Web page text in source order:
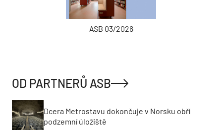
ASB 03/2026
OD PARTNERŮ ASB
Dcera Metrostavu dokončuje v Norsku obří
podzemní úložiště